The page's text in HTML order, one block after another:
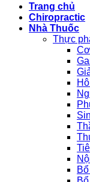
Trang chủ
Chiropractic
Nhà Thuốc
Thực